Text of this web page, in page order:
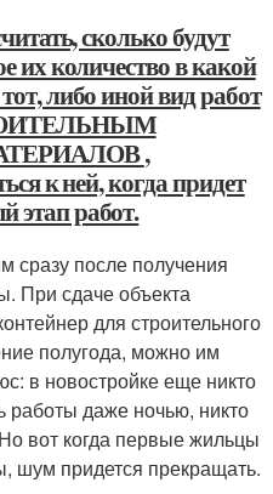
сколько будут
их количество в какой
либо иной вид работ
,
к ней, когда придет
этап работ.
сразу после получения
При сдаче объекта
для строительного
полугода, можно им
в новостройке еще никто
работы даже ночью, никто
вот когда первые жильцы
шум придется прекращать.